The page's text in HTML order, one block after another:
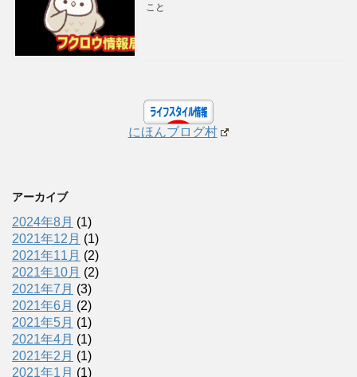
こと
にほんブログ村
アーカイブ
2024年8月 (1)
2021年12月 (1)
2021年11月 (2)
2021年10月 (2)
2021年7月 (3)
2021年6月 (2)
2021年5月 (1)
2021年4月 (1)
2021年2月 (1)
2021年1月 (1)